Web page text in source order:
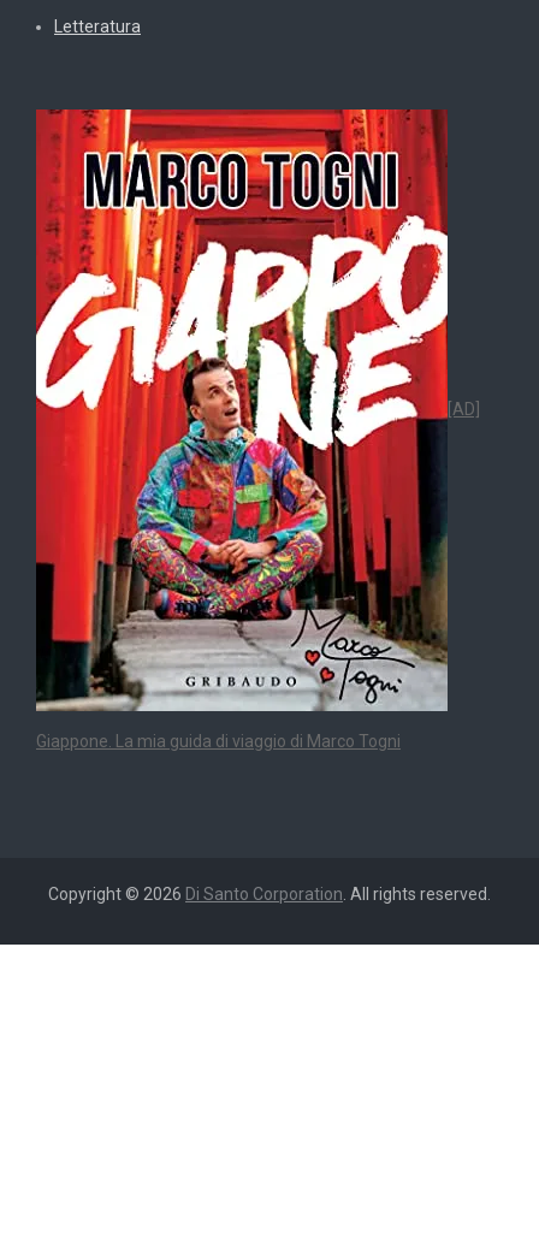
Letteratura
[AD]
Giappone. La mia guida di viaggio di Marco Togni
Copyright © 2026 Di Santo Corporation . All rights reserved.